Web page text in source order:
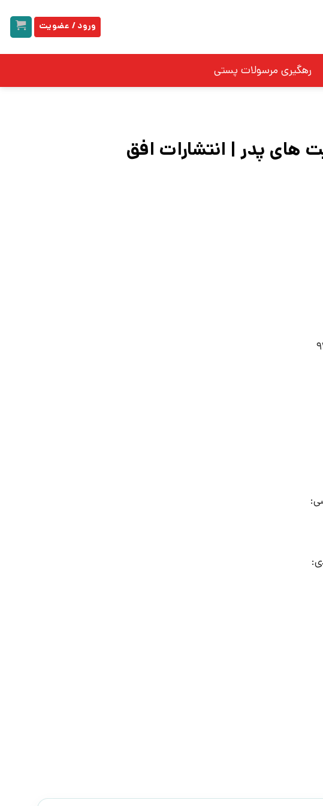
ورود / عضویت
رهگیری مرسولات پستی
های پدر | انتشارات افق